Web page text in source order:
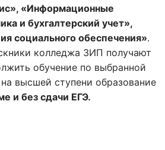
«Информационные
и бухгалтерский учет»,
социального обеспечения».
колледжа ЗИП получают
обучение по выбранной
высшей ступени образование
и без сдачи ЕГЭ.